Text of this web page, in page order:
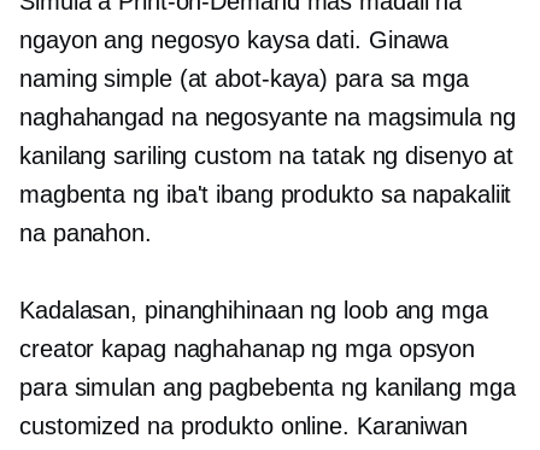
ngayon ang negosyo kaysa dati. Ginawa
naming simple (at abot-kaya) para sa mga
naghahangad na negosyante na magsimula ng
kanilang sariling custom na tatak ng disenyo at
magbenta ng iba't ibang produkto sa napakaliit
na panahon.
Kadalasan, pinanghihinaan ng loob ang mga
creator kapag naghahanap ng mga opsyon
para simulan ang pagbebenta ng kanilang mga
customized na produkto online. Karaniwan